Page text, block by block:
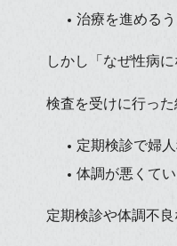
治療を進める
しかし「なぜ性病
検査を受けに行っ
定期検診で婦
体調が悪くて
定期検診や体調不